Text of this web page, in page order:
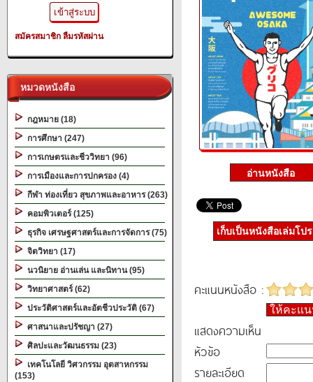
สมัครสมาชิก ลืมรหัสผ่าน
หมวดหนังสือ
กฎหมาย (18)
การศึกษา (247)
การเกษตรและชีววิทยา (96)
การเมืองและการปกครอง (4)
กีฬา ท่องเที่ยว สุขภาพและอาหาร (263)
คอมพิวเตอร์ (125)
ธุรกิจ เศรษฐศาสตร์และการจัดการ (75)
จิตวิทยา (17)
นวนิยาย อ่านเล่น และนิทาน (95)
วิทยาศาสตร์ (62)
ประวัติศาสตร์และอัตชีวประวัติ (67)
ศาสนาและปรัชญา (27)
ศิลปะและวัฒนธรรม (23)
เทคโนโลยี วิศวกรรม อุตสาหกรรม
(153)
เก็บเป็นหนังสือเล่มโป
คะแนนหนังสือ :
ให้คะแ
แสดงความเห็น
หัวข้อ
รายละเอียด